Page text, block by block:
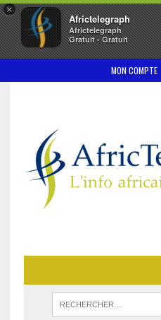
×
Africtelegraph
Africtelegraph
Gratuit - Gratuit
MON COMPTE